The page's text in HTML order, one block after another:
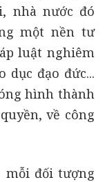
nhà nước đó
một nền tư
luật nghiêm
dục đạo đức...
hình thành
về công
đối tượng